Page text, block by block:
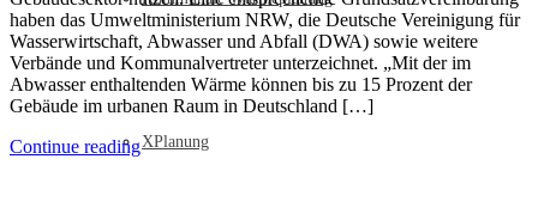
XPlanung
haben das Umweltministerium NRW, die Deutsche Vereinigung für
Wasserwirtschaft, Abwasser und Abfall (DWA) sowie weitere
Verbände und Kommunalvertreter unterzeichnet. „Mit der im
Abwasser enthaltenden Wärme können bis zu 15 Prozent der
Gebäude im urbanen Raum in Deutschland […]
Continue reading